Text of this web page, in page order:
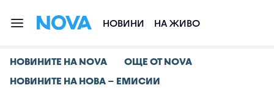
НОВИНИ НА ЖИВО
НОВИНИТЕ НА NOVA
ОЩЕ ОТ NOVA
НОВИНИТЕ НА НОВА – ЕМИСИИ